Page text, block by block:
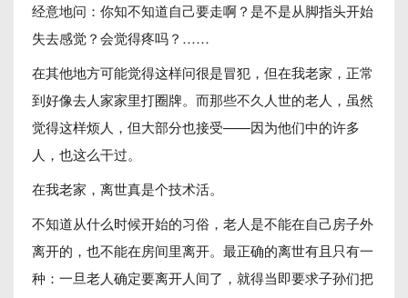
经意地问：你知不知道自己要走啊？是不是从脚指头开始
失去感觉？会觉得疼吗？……
在其他地方可能觉得这样问很是冒犯，但在我老家，正常
到好像去人家家里打圈牌。而那些不久人世的老人，虽然
觉得这样烦人，但大部分也接受——因为他们中的许多
人，也这么干过。
在我老家，离世真是个技术活。
不知道从什么时候开始的习俗，老人是不能在自己房子外
离开的，也不能在房间里离开。最正确的离世有且只有一
种：一旦老人确定要离开人间了，就得当即要求子孙们把